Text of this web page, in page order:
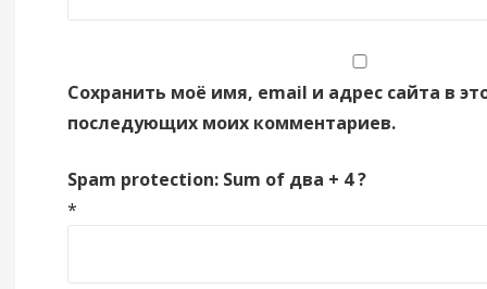
Сохранить моё имя, email и адрес сайта в
последующих моих комментариев.
Spam protection: Sum of два + 4 ?
*